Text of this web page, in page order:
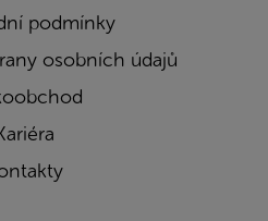
podmínky
osobních údajů